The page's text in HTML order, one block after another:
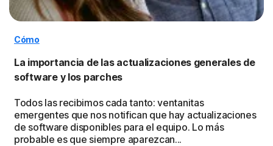
Cómo
La importancia de las actualizaciones generales de
software y los parches
Todos las recibimos cada tanto: ventanitas
emergentes que nos notifican que hay actualizaciones
de software disponibles para el equipo. Lo más
probable es que siempre aparezcan...